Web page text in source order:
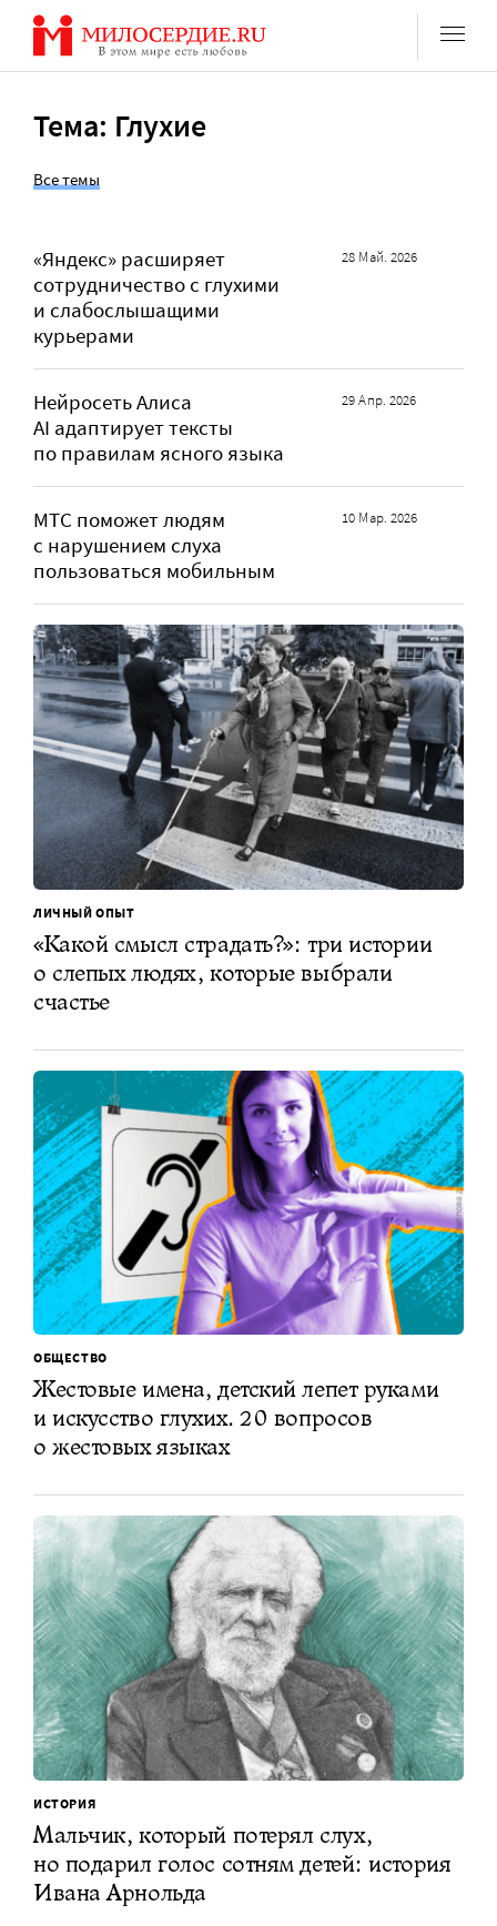
Перейти
содержанию
Тема: Глухие
Все темы
«Яндекс» расширяет
сотрудничество с глухими
и слабослышащими
курьерами
28 Май. 2026
Нейросеть Алиса
AI адаптирует тексты
по правилам ясного языка
29 Апр. 2026
МТС поможет людям
с нарушением слуха
пользоваться мобильным
10 Мар. 2026
ЛИЧНЫЙ ОПЫТ
«Какой смысл страдать?»: три истории
о слепых людях, которые выбрали
счастье
ОБЩЕСТВО
Жестовые имена, детский лепет руками
и искусство глухих. 20 вопросов
о жестовых языках
ИСТОРИЯ
Мальчик, который потерял слух,
но подарил голос сотням детей: история
Ивана Арнольда